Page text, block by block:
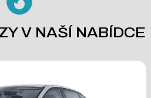
V NAŠÍ NABÍDCE